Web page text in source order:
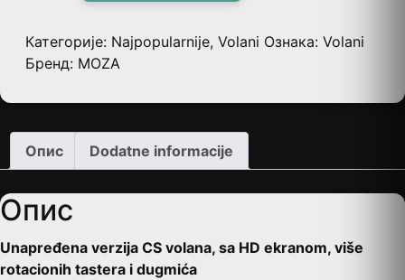
Категорије: Najpopularnije, Volani Ознака: Volani
Бренд: MOZA
Опис Dodatne informacije
Опис
Unapređena verzija CS volana, sa HD ekranom, više
rotacionih tastera i dugmića